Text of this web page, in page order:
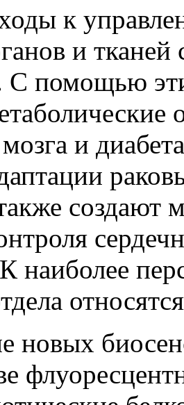
к
и
С помощью
и
создают
наиболее
новых